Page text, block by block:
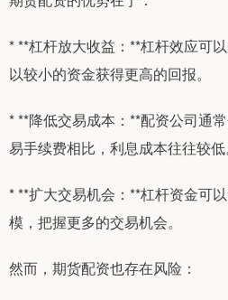
* **杠杆放大收益：**杠杆效应可
以较小的资金获得更高的回报。
* **降低交易成本：**配资公司通
易手续费相比，利息成本往往较低
* **扩大交易机会：**杠杆资金可
模，把握更多的交易机会。
然而，期货配资也存在风险：